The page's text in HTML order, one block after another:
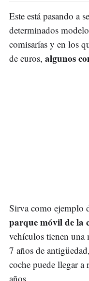
Este está pasando a
determinados
comisarías y en los
de euros, algunos
Sirva como ejemplo
parque móvil de la
vehículos tienen una
7 años de
coche puede llegar
años.